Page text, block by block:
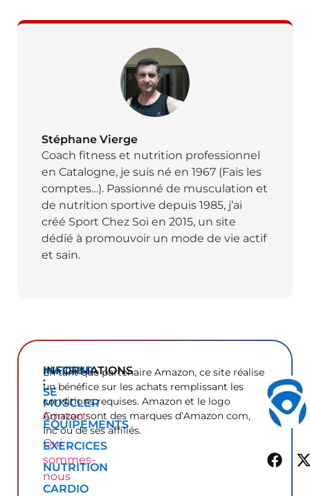
Stéphane Vierge
Coach fitness et nutrition professionnel
en Catalogne, je suis né en 1967 (Fais les
comptes…). Passionné de musculation et
de nutrition sportive depuis 1985, j’ai
créé Sport Chez Soi en 2015, un site
dédié à promouvoir un mode de vie actif
et sain.
INFORMATIONS
:
Contact
Qui
sommes-
nous
MAIGRIR
SE
MUSCLER
ÉQUIPEMENTS
EXERCICES
NUTRITION
CARDIO
En tant que partenaire Amazon, ce site réalise
un bénéfice sur les achats remplissant les
conditions requises. Amazon et le logo
Amazon sont des marques d’Amazon com,
Inc ou de ses affiliés.